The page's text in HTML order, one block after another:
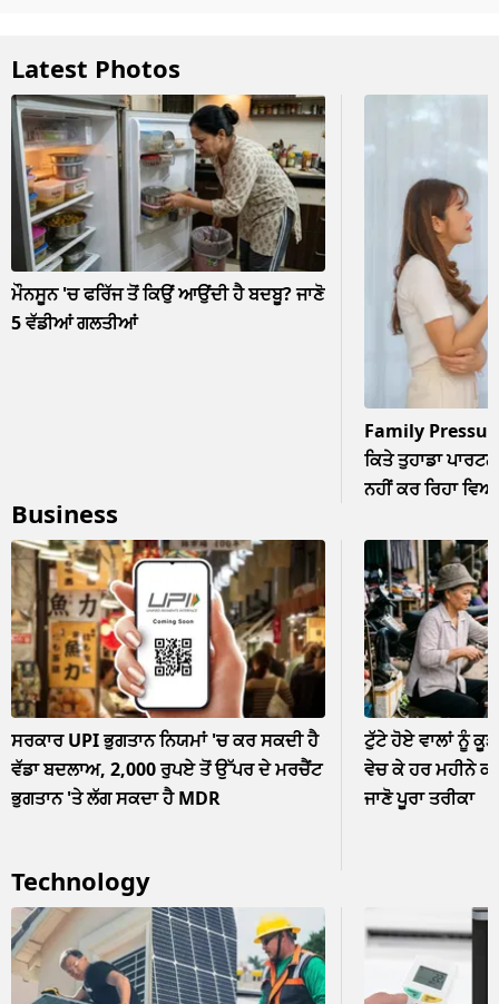
Latest Photos
ਮੌਨਸੂਨ 'ਚ ਫਰਿੱਜ ਤੋਂ ਕਿਉਂ ਆਉਂਦੀ ਹੈ ਬਦਬੂ? ਜਾਣੋ
5 ਵੱਡੀਆਂ ਗਲਤੀਆਂ
Family
ਕਿਤੇ ਤੁਹਾਡਾ
ਨਹੀਂ ਕਰ ਰਿਹਾ
Business
ਸਰਕਾਰ UPI ਭੁਗਤਾਨ ਨਿਯਮਾਂ 'ਚ ਕਰ ਸਕਦੀ ਹੈ
ਵੱਡਾ ਬਦਲਾਅ, 2,000 ਰੁਪਏ ਤੋਂ ਉੱਪਰ ਦੇ ਮਰਚੈਂਟ
ਭੁਗਤਾਨ 'ਤੇ ਲੱਗ ਸਕਦਾ ਹੈ MDR
ਟੁੱਟੇ ਹੋਏ ਵਾਲਾਂ ਨੂੰ
ਵੇਚ ਕੇ ਹਰ ਮਹੀਨੇ
ਜਾਣੋ ਪੂਰਾ ਤਰੀਕਾ
Technology